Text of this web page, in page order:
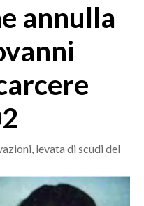
annulla
levata di scudi del